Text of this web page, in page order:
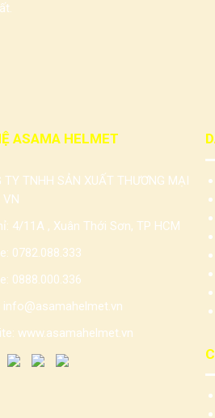
ASAMA HELMET
TY TNHH SẢN XUẤT THƯƠNG MẠI
VN
4/11A , Xuân Thới Sơn, TP HCM
0782.088.333
0888.000.336
info@asamahelmet.vn
www.asamahelmet.vn